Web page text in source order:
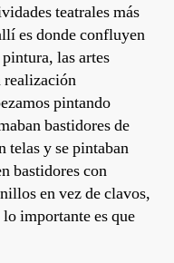
teatrales más
es donde confluyen
las artes
realización
pintando
bastidores de
telas y se pintaban
bastidores con
en vez de clavos,
lo importante es que